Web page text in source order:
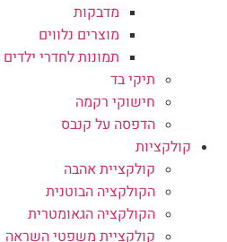
מדבקות
מוצרים נלווים
תמונות לחדרי ילדים
תיקי בד
חישוקי רקמה
הדפסה על קנבס
קולקציות
קולקציית אהבה
הקולקציה הבוטנית
הקולקציה הגאומטרית
קולקציית משפטי השראה